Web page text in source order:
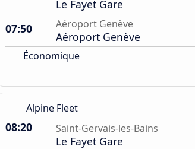
Le Fayet Gare
07:50
Aéroport Genève
Aéroport Genève
Économique
Alpine Fleet
08:20 Saint-Gervais-les-Bains
Le Fayet Gare